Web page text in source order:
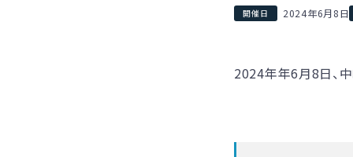
2024年6月8日
2024年年6月8日、